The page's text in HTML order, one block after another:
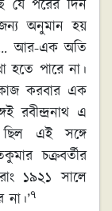
যে পরের দিন
অনুমান হয়
… আর-এক অতি
হতে পারে না।
কাজ করবার এক
রবীন্দ্রনাথ এ
এই সঙ্গে
চক্রবর্তীর
১৯২১ সালে
৭